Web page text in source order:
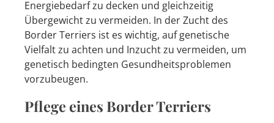
Energiebedarf zu decken und gleichzeitig
Übergewicht zu vermeiden. In der Zucht des
Border Terriers ist es wichtig, auf genetische
Vielfalt zu achten und Inzucht zu vermeiden, um
genetisch bedingten Gesundheitsproblemen
vorzubeugen.
Pflege eines Border Terriers